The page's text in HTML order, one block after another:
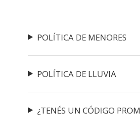
POLÍTICA DE MENORES
POLÍTICA DE LLUVIA
¿TENÉS UN CÓDIGO